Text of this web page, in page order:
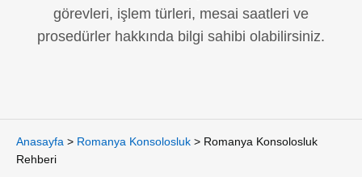
görevleri, işlem türleri, mesai saatleri ve
prosedürler hakkında bilgi sahibi olabilirsiniz.
Anasayfa > Romanya Konsolosluk > Romanya Konsolosluk
Rehberi